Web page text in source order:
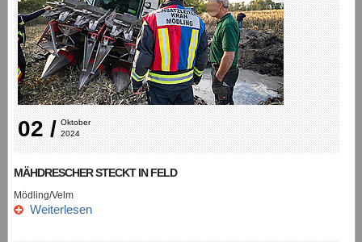
02 / Oktober
2024
MÄHDRESCHER STECKT IN FELD
Mödling/Velm
Weiterlesen